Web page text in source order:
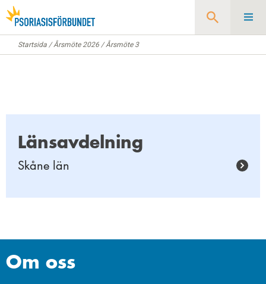
Sök
Startsida /Årsmöte 2026 /Årsmöte 3
Länsavdelning
Skåne län
Om oss